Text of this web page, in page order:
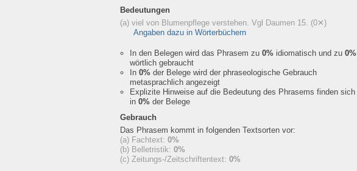
Bedeutungen
(a) viel von Blumenpflege verstehen. Vgl Daumen 15. (0✕)
Angaben dazu in Wörterbüchern
In den Belegen wird das Phrasem zu 0% idiomatisch und zu 0%
wörtlich gebraucht
In 0% der Belege wird der phraseologische Gebrauch
metasprachlich angezeigt
Explizite Hinweise auf die Bedeutung des Phrasems finden sich
in 0% der Belege
Gebrauch
Das Phrasem kommt in folgenden Textsorten vor:
(a) Fachtext: 0%
(b) Belletristik: 0%
(c) Zeitungs-/Zeitschriftentext: 0%